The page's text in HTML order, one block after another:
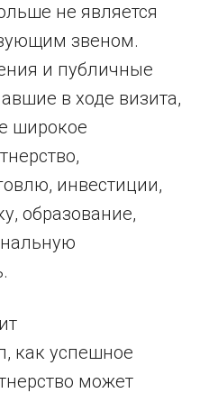
не является
звеном.
и публичные
в ходе визита,
широкое
инвестиции,
образование,
как успешное
может